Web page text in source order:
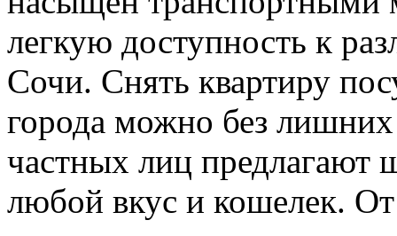
легкую доступность к
Сочи. Снять квартиру
города можно без
частных лиц
любой вкус и кошелек.